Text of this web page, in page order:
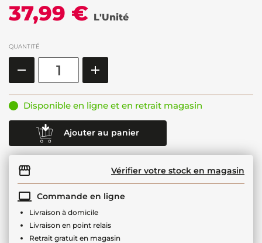
37,99 € L'Unité
QUANTITÉ
Disponible en ligne et en retrait magasin
Ajouter au panier
Vérifier votre stock en magasin
Commande en ligne
Livraison à domicile
Livraison en point relais
Retrait gratuit en magasin